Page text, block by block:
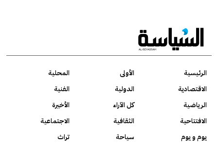
الرئيسية الأولى
المحلية
الاقتصادية
الدولية
الفنية
الرياضية
كل الآراء
الأخيرة
الافتتاحية
الثقافية
الاجتماعية
يوم و يوم
سياحة
تراث